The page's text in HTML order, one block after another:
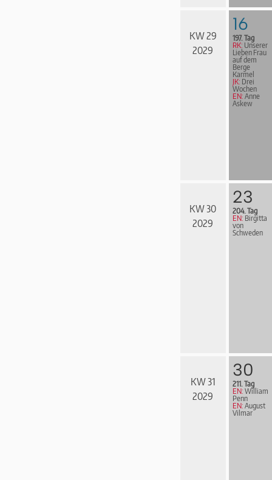
KW 29
2029
16
197. Tag
RK: Unserer
Lieben Frau
auf dem
Berge
Karmel
JK: Drei
Wochen
EN: Anne
Askew
KW 30
2029
23
204. Tag
EN: Birgitta
von
Schweden
KW 31
2029
30
211. Tag
EN: William
Penn
EN: August
Vilmar